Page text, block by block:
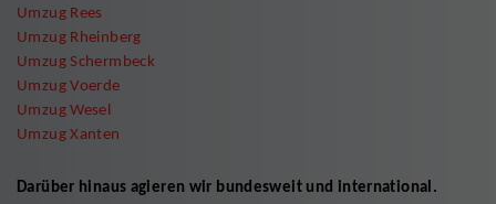
Umzug Rees
Umzug Rheinberg
Umzug Schermbeck
Umzug Voerde
Umzug Wesel
Umzug Xanten
Darüber hinaus agieren wir bundesweit und international.